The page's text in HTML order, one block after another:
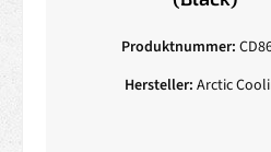
Produktnummer:
Hersteller: Arctic